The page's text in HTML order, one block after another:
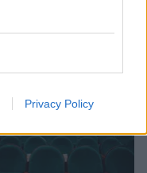
Privacy Policy
s kar 70 dogodki